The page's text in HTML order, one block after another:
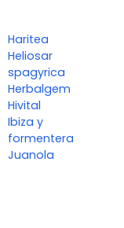
Haritea
Heliosar
spagyrica
Herbalgem
Hivital
Ibiza y
formentera
Juanola